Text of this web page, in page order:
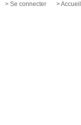
> Se connecter > Accueil